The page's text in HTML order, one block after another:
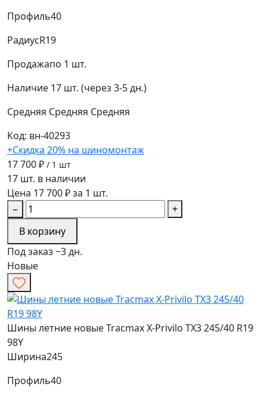
Профиль40
РадиусR19
Продажапо 1 шт.
Наличие 17 шт. (через 3-5 дн.)
Средняя Средняя Средняя
Код: вн-40293
+Скидка 20% на шиномонтаж
17 700 ₽ / 1 шт
17 шт. в наличии
Цена 17 700 ₽ за 1 шт.
−
+
В корзину
Под заказ ~3 дн.
Новые
Шины летние новые Tracmax X-Privilo TX3 245/40 R19
98Y
Ширина245
Профиль40